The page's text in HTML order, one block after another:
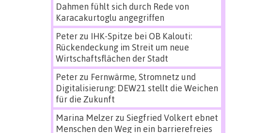
Dahmen fühlt sich durch Rede von
Karacakurtoglu angegriffen
Peterzu IHK-Spitze bei OB Kalouti:
Rückendeckung im Streit um neue
Wirtschaftsflächen der Stadt
Peterzu Fernwärme, Stromnetz und
Digitalisierung: DEW21 stellt die Weichen
für die Zukunft
Marina Melzerzu Siegfried Volkert ebnet
Menschen den Weg in ein barrierefreies